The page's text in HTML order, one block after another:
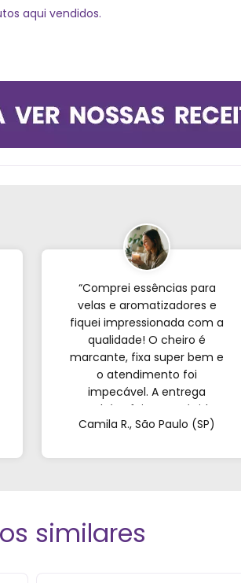
aqui vendidos.
“Comprei essências para
velas e aromatizadores e
fiquei impressionada com a
qualidade! O cheiro é
marcante, fixa super bem e
o atendimento foi
impecável. A entrega
também foi super rápida.
Recomendo de olhos
Camila R., São Paulo (SP)
similares